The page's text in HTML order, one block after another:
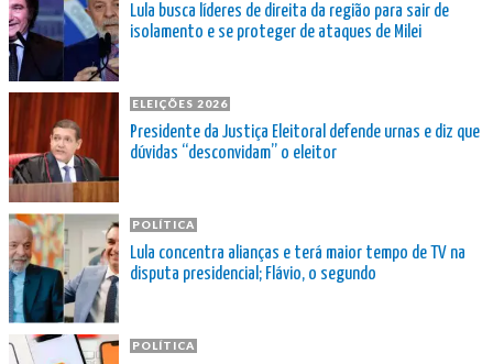
Lula busca líderes de direita da região para sair de
isolamento e se proteger de ataques de Milei
ELEIÇÕES 2026
Presidente da Justiça Eleitoral defende urnas e diz que
dúvidas “desconvidam” o eleitor
POLÍTICA
Lula concentra alianças e terá maior tempo de TV na
disputa presidencial; Flávio, o segundo
POLÍTICA